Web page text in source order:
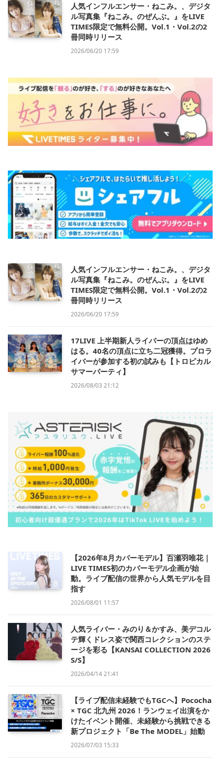
人気インフルエンサー・ねこみ。、デジタ
ル写真集『ねこみ。のぜんぶ。』をLIVE
TIMES限定で無料公開。Vol.1・Vol.2の2
冊同時リリース
2026/06/20 17:59
人気インフルエンサー・ねこみ。、デジタ
ル写真集『ねこみ。のぜんぶ。』をLIVE
TIMES限定で無料公開。Vol.1・Vol.2の2
冊同時リリース
2026/06/20 17:59
17LIVE 上半期新人ライバーの頂点はゆめ
はる。40名の頂点に立ち二冠獲得。プロラ
イバーが参加する初の試みも【トロピカル
サマーパーティ】
2026/08/03 21:12
【2026年8月カバーモデル】百瀬羽唯花｜
LIVE TIMES初のカバーモデル企画が始
動。ライブ配信の世界から人気モデルを目
指す
2026/08/01 11:57
人気ライバー・みのり＆かすみ、美デコル
テ輝くドレス姿で関西コレクションのステ
ージを彩る【KANSAI COLLECTION 2026
S/S】
2026/04/14 21:41
【ライブ配信未経験でもTGCへ】Pococha
× TGC 北九州 2026！ランウェイ出演をか
けたイベント開催、未経験から挑戦できる
新プロジェクト「Be The MODEL」始動
2026/07/03 15:33